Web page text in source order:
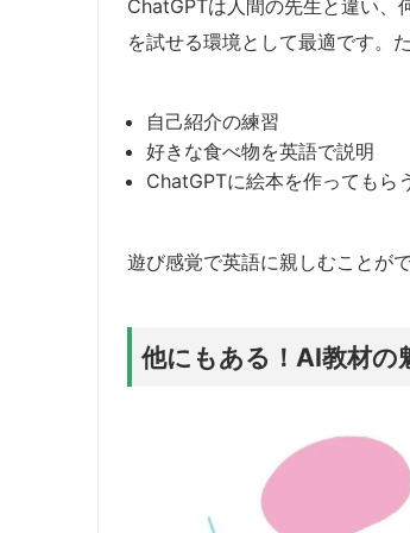
ChatGPTは人間の先生と違い、
を試せる環境として最適です。た
自己紹介の練習
好きな食べ物を英語で説明
ChatGPTに絵本を作っても
遊び感覚で英語に親しむことがで
他にもある！AI教材の